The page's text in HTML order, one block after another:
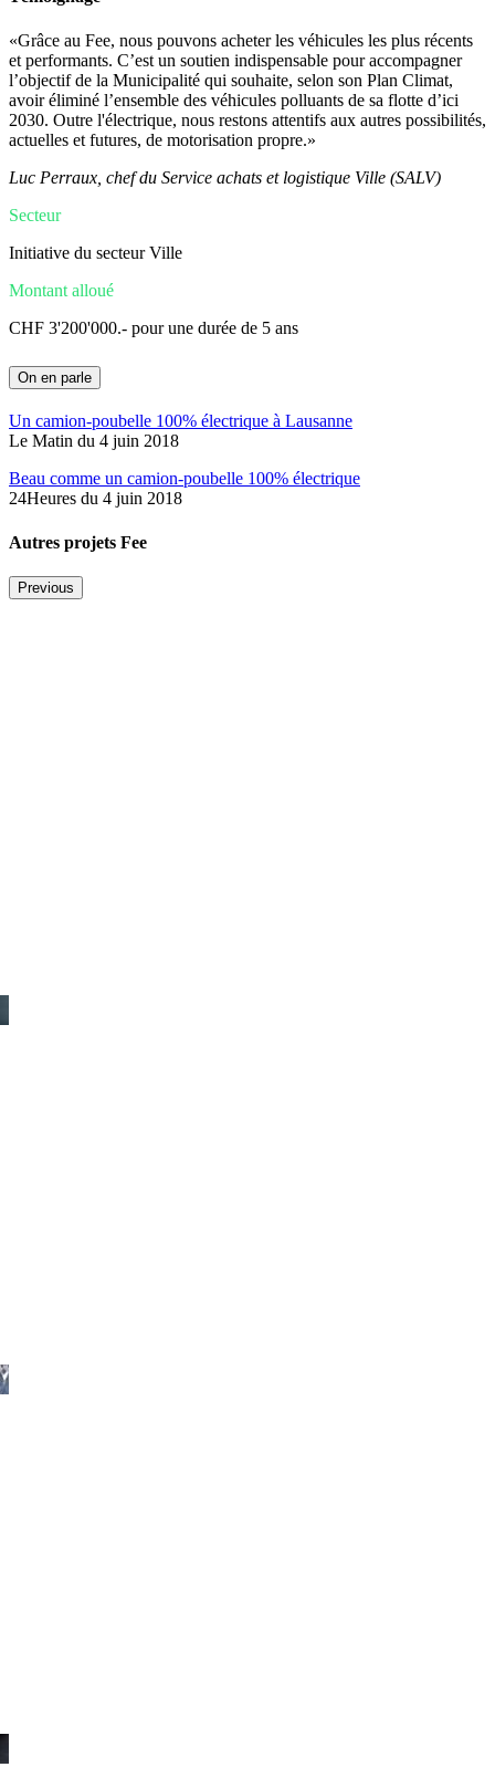
«Grâce au Fee, nous pouvons acheter les véhicules les plus récents
et performants. C’est un soutien indispensable pour accompagner
l’objectif de la Municipalité qui souhaite, selon son Plan Climat,
avoir éliminé l’ensemble des véhicules polluants de sa flotte d’ici
2030. Outre l'électrique, nous restons attentifs aux autres possibilités,
actuelles et futures, de motorisation propre.»
Luc Perraux, chef du Service achats et logistique Ville (SALV)
Secteur
Initiative du secteur Ville
Montant alloué
CHF 3'200'000.- pour une durée de 5 ans
On en parle
Un camion-poubelle 100% électrique à Lausanne
Le Matin du 4 juin 2018
Beau comme un camion-poubelle 100% électrique
24Heures du 4 juin 2018
Autres projets Fee
Previous